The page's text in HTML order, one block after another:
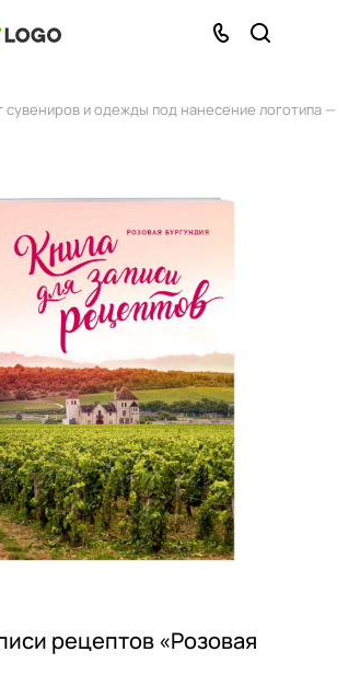
сувениров и одежды под нанесение логотипа
рецептов «Розовая